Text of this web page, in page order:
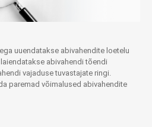
uuendatakse abivahendite loetelu
abivahendi tõendi
vajaduse tuvastajate ringi.
paremad võimalused abivahendite